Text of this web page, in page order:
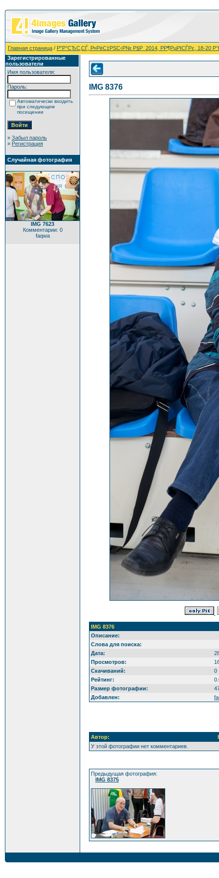
Главная страница / Р”Р°СЂС‚СЃ, Р»РёС‡РЅС‹Р№ Р§Р 2014, РР¶РµРІСЃРє, 18-20
Зарегистрированные
пользователи
Имя пользователя:
Пароль:
Автоматически входить
при следующем
посещении
» Забыл пароль
» Регистрация
Случайная фотография
IMG 7623
Комментарии: 0
faqwa
IMG 8376
IMG 8376
Описание:
Слова для поиска:
Дата:
Просмотров:
Скачиваний:
0
Рейтинг:
Размер фотографии:
Добавлен:
Автор:
У этой фотографии нет комментариев.
Предыдущая фотография:
IMG 8375